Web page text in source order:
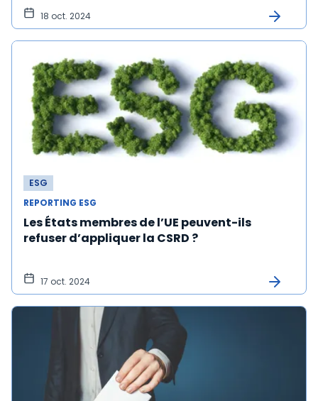
18 oct. 2024
ESG
REPORTING ESG
Les États membres de l’UE peuvent-ils
refuser d’appliquer la CSRD ?
17 oct. 2024